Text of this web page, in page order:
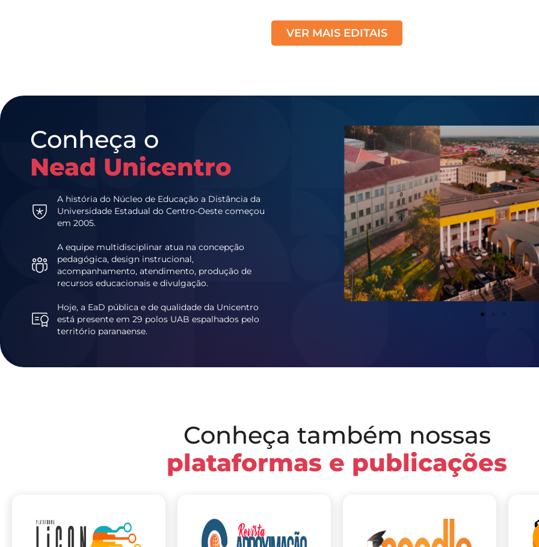
VER MAIS EDITAIS
Conheça o
Nead Unicentro
A história do Núcleo de Educação a Distância da
Universidade Estadual do Centro-Oeste começou
em 2005.
A equipe multidisciplinar atua na concepção
pedagógica, design instrucional,
acompanhamento, atendimento, produção de
recursos educacionais e divulgação.
Hoje, a EaD pública e de qualidade da Unicentro
está presente em 29 polos UAB espalhados pelo
território paranaense.
Conheça também nossas
plataformas e publicações